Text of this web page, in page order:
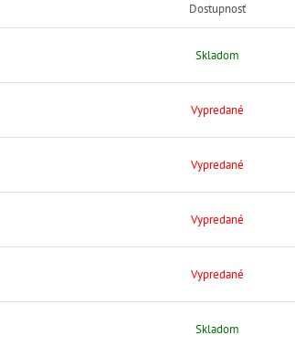
Dostupnosť
Skladom
Vypredané
Vypredané
Vypredané
Vypredané
Skladom